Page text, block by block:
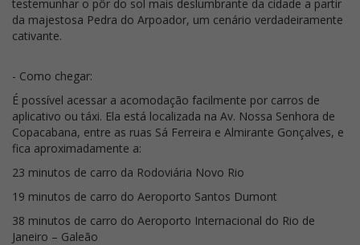
testemunhar o pôr do sol mais deslumbrante da cidade a partir
da majestosa Pedra do Arpoador, um cenário verdadeiramente
cativante.
- Como chegar:
É possível acessar a acomodação facilmente por carros de
aplicativo ou táxi. Ela está localizada na Av. Nossa Senhora de
Copacabana, entre as ruas Sá Ferreira e Almirante Gonçalves, e
fica aproximadamente a:
23 minutos de carro da Rodoviária Novo Rio
19 minutos de carro do Aeroporto Santos Dumont
38 minutos de carro do Aeroporto Internacional do Rio de
Janeiro – Galeão